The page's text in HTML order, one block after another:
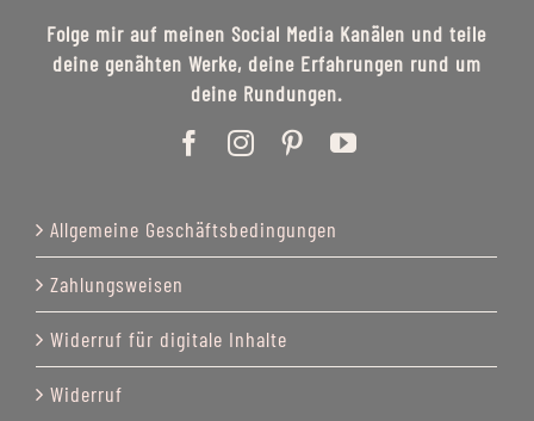
Folge mir auf meinen Social Media Kanälen und teile
deine genähten Werke, deine Erfahrungen rund um
deine Rundungen.
Allgemeine Geschäftsbedingungen
Zahlungsweisen
Widerruf für digitale Inhalte
Widerruf